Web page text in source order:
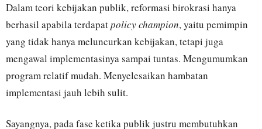
Dalam teori kebijakan publik, reformasi birokrasi hanya
berhasil apabila terdapatpolicy champion, yaitu pemimpin
yang tidak hanya meluncurkan kebijakan, tetapi juga
mengawal implementasinya sampai tuntas. Mengumumkan
program relatif mudah. Menyelesaikan hambatan
implementasi jauh lebih sulit.
Sayangnya, pada fase ketika publik justru membutuhkan